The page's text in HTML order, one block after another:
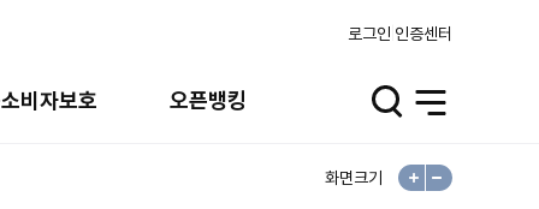
로그인 인증센터
비자보호 오픈뱅킹
검
색
전
체
기
화면크기
확
대
축
소